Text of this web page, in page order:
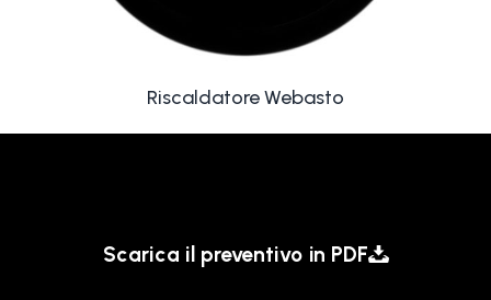
Riscaldatore Webasto
Scarica il preventivo in PDF